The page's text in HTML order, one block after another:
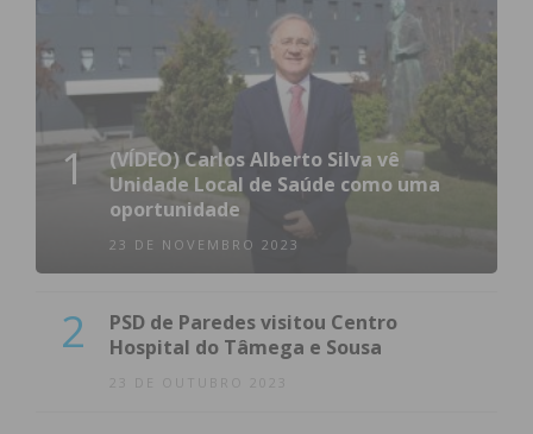
1
(VÍDEO) Carlos Alberto Silva vê
Unidade Local de Saúde como uma
oportunidade
23 DE NOVEMBRO 2023
2
PSD de Paredes visitou Centro
Hospital do Tâmega e Sousa
23 DE OUTUBRO 2023